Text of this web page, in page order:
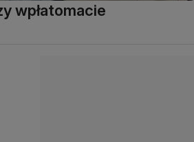
wpłatomacie